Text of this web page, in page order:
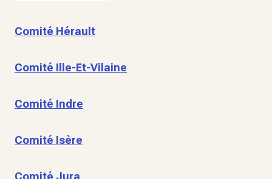
Comité Hérault
Comité Ille-Et-Vilaine
Comité Indre
Comité Isère
Comité Jura